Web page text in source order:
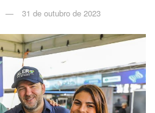
31 de outubro de 2023